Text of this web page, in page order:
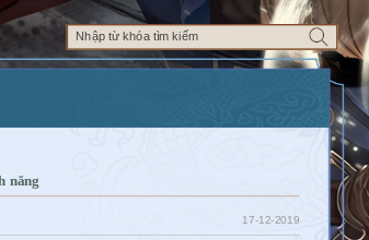
năng
17-12-2019